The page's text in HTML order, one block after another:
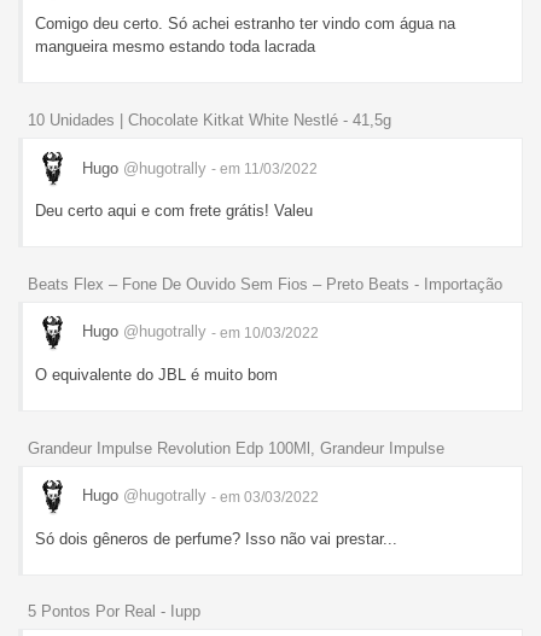
Comigo deu certo. Só achei estranho ter vindo com água na
mangueira mesmo estando toda lacrada
10 Unidades | Chocolate Kitkat White Nestlé - 41,5g
Hugo @hugotrally - em 11/03/2022
Deu certo aqui e com frete grátis! Valeu
Beats Flex – Fone De Ouvido Sem Fios – Preto Beats - Importação
Hugo @hugotrally - em 10/03/2022
O equivalente do JBL é muito bom
Grandeur Impulse Revolution Edp 100Ml, Grandeur Impulse
Hugo @hugotrally - em 03/03/2022
Só dois gêneros de perfume? Isso não vai prestar...
5 Pontos Por Real - Iupp